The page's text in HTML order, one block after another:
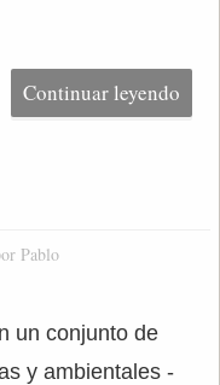
Continuar leyendo
Pablo
un conjunto de
y ambientales -